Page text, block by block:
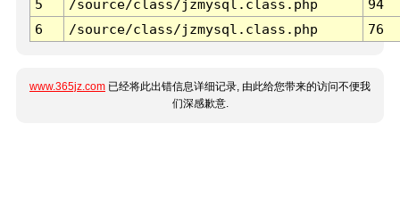
5
/source/class/jzmysql.class.php
94
6
/source/class/jzmysql.class.php 76
www.365jz.com 已经将此出错信息详细记录, 由此给您带来的访问不便我
们深感歉意.